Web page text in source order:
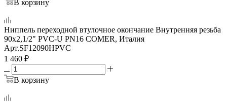
В корзину
Ниппель переходной втулочное окончание Внутренняя резьба
90х2,1/2" PVC-U PN16 COMER, Италия
Арт.SF12090HPVC
1 460 ₽
В корзину